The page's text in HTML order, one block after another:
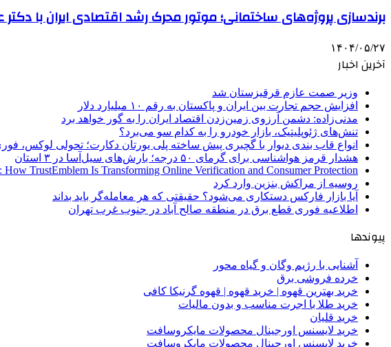
برندسازی پروژه‌های ساختمانی؛ موتور محرک رشد اقتصادی ایران با
۱۴۰۴/۰۵/۲۷
آخرین اخبار
وزیر صمت عازم قرقیزستان شد
افزایش حجم تجارت بین ایران و پاکستان به رقم ۱۰ میلیارد دلار
مدنی‌زاده: دشمن آرزوی زمین‌زدن اقتصاد ایران را به گور خواهد برد
تنش‌های ژئوپلیتیک، بازار خودرو را به کدام سو می‌برد؟
انواع قاب بندی دیوار با گچبری پیش ساخته پلی یورتان دکارت؛ تحولی لوکس،
هشدار قرمز هواشناسی برای گرمای ۵۰ درجه؛ بارش‌های سیل‌آسا در ۳ استان
TrustEmblem Is Transforming Online Verification and Consumer Protection
روسیه از مراکش بنزین وارد کرد
آیا بازار فارکس دستکاری می‌شود؟ حقیقتی که هر معامله‌گر باید بداند
اطلاعیه فوری قطع برق در منطقه صالح آباد در جنوب غرب تهران
پیوندها
آشنایی با رژیم وگان و گیاه محور
خرده فروشی برق
خرید بهترین قهوه | خرید قهوه | قهوه گرنیکا کافی
خرید طلا با اجرت مناسب و بدون مالیات
خرید قلیان
خرید لایسنس اورجینال محصولات مایکروسافت
خرید لایسنس اورجینال محصولات مایکروسافت